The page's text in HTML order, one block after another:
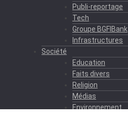
Publi-reportage
Tech
Groupe BGFIBank
Infrastructures
Société
Education
Faits divers
Religion
Médias
Environnement